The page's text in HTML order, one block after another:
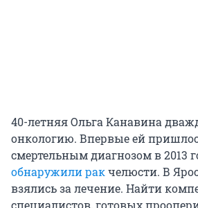
40-летняя Ольга Канавина
онкологию. Впервые ей
смертельным диагнозом в 2013
обнаружили ракчелюсти. В
взялись за лечение. Найти
специалистов, готовых